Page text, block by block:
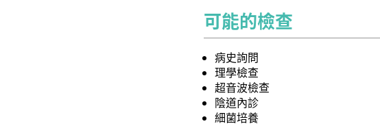
可能的檢查
病史詢問
理學檢查
超音波檢查
陰道內診
細菌培養